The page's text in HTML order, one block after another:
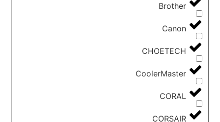
Brother
Canon
CHOETECH
CoolerMaster
CORAL
CORSAIR